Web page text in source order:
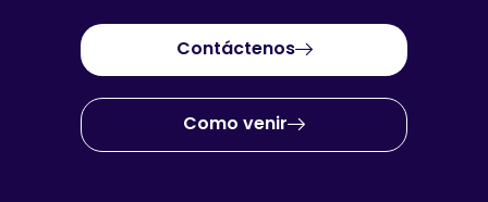
Contáctenos
Como venir